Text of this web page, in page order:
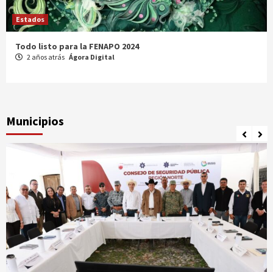
Estados
Comparte Cecytez estrategias para mejora académica en
Tamaulipas
Municipios